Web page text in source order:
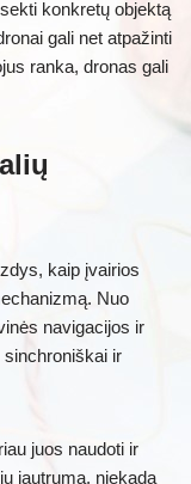
konkretų objektą
gali net atpažinti
ranka, dronas gali
kaip įvairios
Nuo
navigacijos ir
sinchroniškai ir
juos naudoti ir
jautrumą, niekada